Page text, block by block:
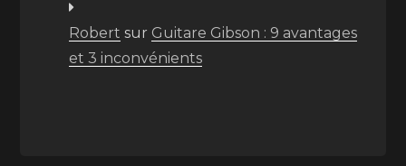
Robert sur Guitare Gibson : 9 avantages
et 3 inconvénients